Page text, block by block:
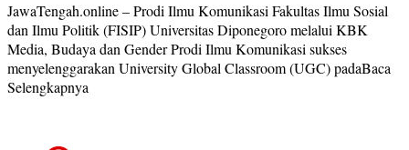
JawaTengah.online – Prodi Ilmu Komunikasi Fakultas Ilmu Sosial
dan Ilmu Politik (FISIP) Universitas Diponegoro melalui KBK
Media, Budaya dan Gender Prodi Ilmu Komunikasi sukses
menyelenggarakan University Global Classroom (UGC) padaBaca
Selengkapnya